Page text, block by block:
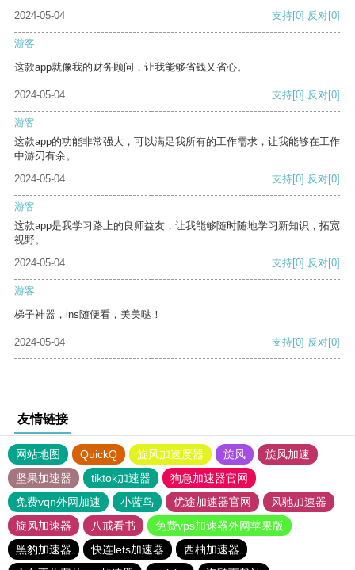
2024-05-04 支持[0] 反对[0]
游客
这款app就像我的财务顾问，让我能够省钱又省心。
2024-05-04 支持[0] 反对[0]
游客
这款app的功能非常强大，可以满足我所有的工作需求，让我能够在工作
中游刃有余。
2024-05-04
支持[0] 反对[0]
游客
这款app是我学习路上的良师益友，让我能够随时随地学习新知识，拓宽
视野。
2024-05-04
支持[0] 反对[0]
游客
梯子神器，ins随便看，美美哒！
2024-05-04 支持[0] 反对[0]
友情链接
网站地图 QuickQ 旋风加速度器 旋风
旋风加速
坚果加速器
tiktok加速器
狗急加速器官网
免费vqn外网加速
小蓝鸟 优途加速器官网
风驰加速器
旋风加速器
八戒看书
免费vps加速器外网苹果版
黑豹加速器
快连lets加速器
西柚加速器